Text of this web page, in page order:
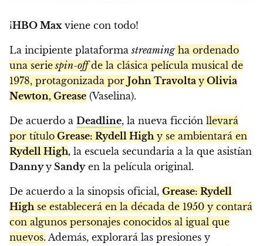
¡HBO Maxviene con todo!
La incipiente plataformastreamingha ordenado
una seriespin-offde la clásica película musical de
1978, protagonizada por John Travolta y Olivia
Newton, Grease (Vaselina).
De acuerdo a Deadline, la nueva ficción llevará
por título Grease: Rydell Highy se ambientará en
Rydell High, la escuela secundaria a la que asistían
Dannyy Sandyen la película original.
De acuerdo a la sinopsis oficial, Grease: Rydell
Highse establecerá en la década de 1950 y contará
con algunos personajes conocidos al igual que
nuevos. Además, explorará las presiones y